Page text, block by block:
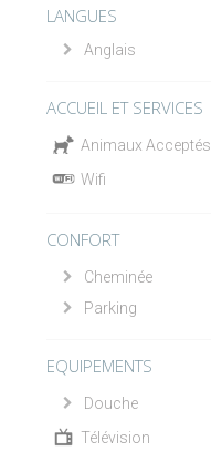
LANGUES
Anglais
ACCUEIL ET SERVICES
Animaux Acceptés
Wifi
CONFORT
Cheminée
Parking
EQUIPEMENTS
Douche
Télévision